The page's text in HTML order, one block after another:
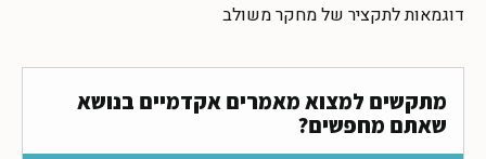
דוגמאות לתקציר של מחקר משולב
מתקשים למצוא מאמרים אקדמיים בנושא
שאתם מחפשים?